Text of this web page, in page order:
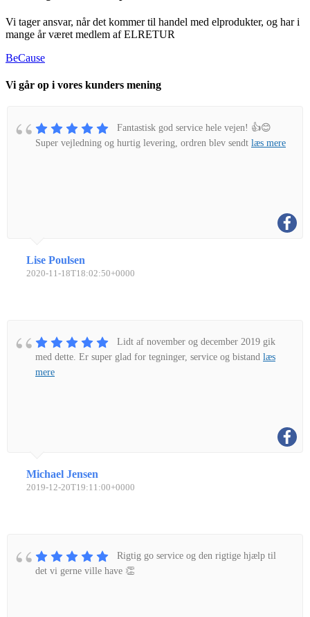
Vi tager ansvar, når det kommer til handel med elprodukter, og har i
mange år været medlem af ELRETUR
BeCause
Vi går op i vores kunders mening
Fantastisk god service hele vejen! 👍😊
Super vejledning og hurtig levering, ordren blev sendt læs mere
Lise Poulsen
2020-11-18T18:02:50+0000
Lidt af november og december 2019 gik
med dette. Er super glad for tegninger, service og bistand læs
mere
Michael Jensen
2019-12-20T19:11:00+0000
Rigtig go service og den rigtige hjælp til
det vi gerne ville have 👏